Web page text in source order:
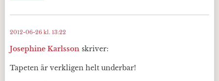
Josephine Karlsson skriver:
2012-06-26 kl. 13:22
Tapeten är verkligen helt underbar!